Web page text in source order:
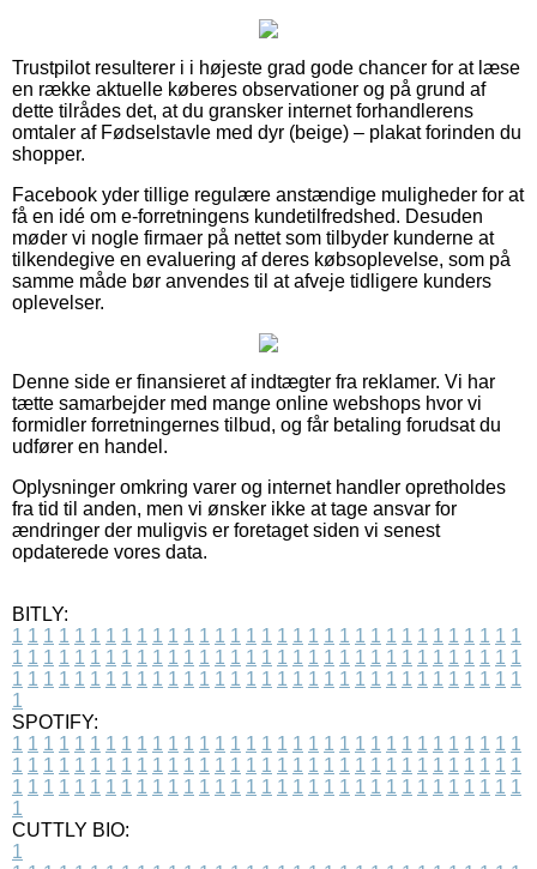
Trustpilot resulterer i i højeste grad gode chancer for at læse
en række aktuelle køberes observationer og på grund af
dette tilrådes det, at du gransker internet forhandlerens
omtaler af Fødselstavle med dyr (beige) – plakat forinden du
shopper.
Facebook yder tillige regulære anstændige muligheder for at
få en idé om e-forretningens kundetilfredshed. Desuden
møder vi nogle firmaer på nettet som tilbyder kunderne at
tilkendegive en evaluering af deres købsoplevelse, som på
samme måde bør anvendes til at afveje tidligere kunders
oplevelser.
Denne side er finansieret af indtægter fra reklamer. Vi har
tætte samarbejder med mange online webshops hvor vi
formidler forretningernes tilbud, og får betaling forudsat du
udfører en handel.
Oplysninger omkring varer og internet handler opretholdes
fra tid til anden, men vi ønsker ikke at tage ansvar for
ændringer der muligvis er foretaget siden vi senest
opdaterede vores data.
BITLY:
1 1 1 1 1 1 1 1 1 1 1 1 1 1 1 1 1 1 1 1 1 1 1 1 1 1 1 1 1 1 1 1 1
1 1 1 1 1 1 1 1 1 1 1 1 1 1 1 1 1 1 1 1 1 1 1 1 1 1 1 1 1 1 1 1 1
1 1 1 1 1 1 1 1 1 1 1 1 1 1 1 1 1 1 1 1 1 1 1 1 1 1 1 1 1 1 1 1 1
1
SPOTIFY:
1 1 1 1 1 1 1 1 1 1 1 1 1 1 1 1 1 1 1 1 1 1 1 1 1 1 1 1 1 1 1 1 1
1 1 1 1 1 1 1 1 1 1 1 1 1 1 1 1 1 1 1 1 1 1 1 1 1 1 1 1 1 1 1 1 1
1 1 1 1 1 1 1 1 1 1 1 1 1 1 1 1 1 1 1 1 1 1 1 1 1 1 1 1 1 1 1 1 1
1
CUTTLY BIO:
1